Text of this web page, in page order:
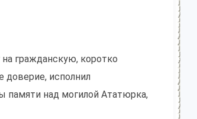
гражданскую, коротко
доверие, исполнил
памяти над могилой Ататюрка,